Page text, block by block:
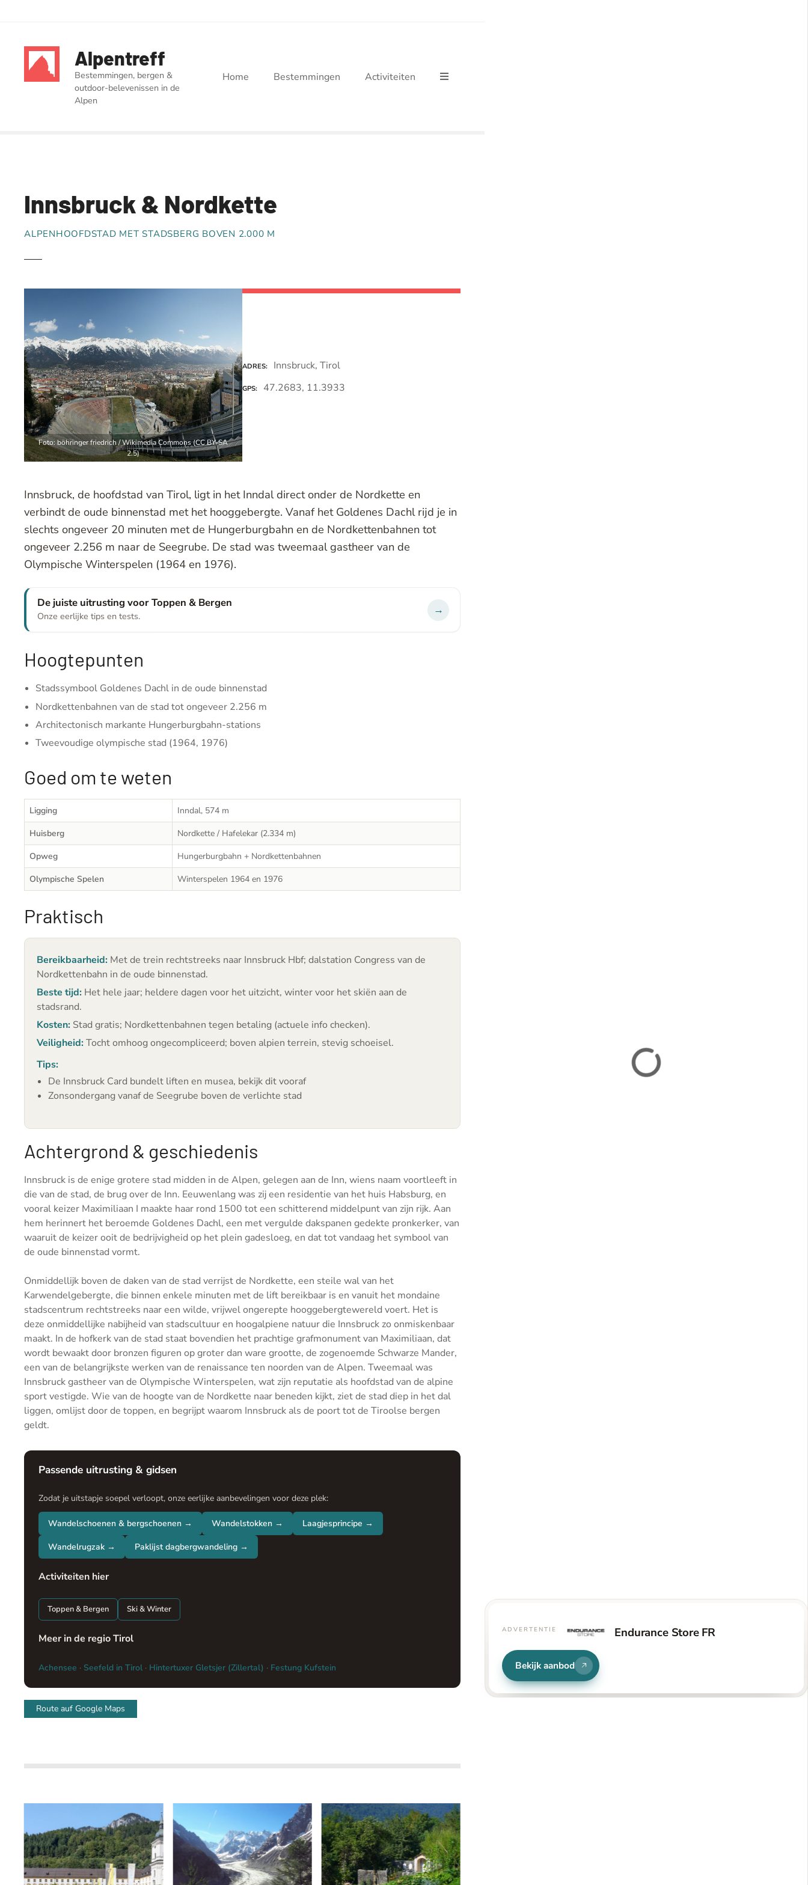
Alpentreff
Bestemmingen, bergen &
outdoor-belevenissen in de
Alpen
Home Bestemmingen Activiteiten
Innsbruck & Nordkette
ALPENHOOFDSTAD MET STADSBERG BOVEN 2.000 M
Foto: böhringer friedrich / Wikimedia Commons (CC BY-SA
2.5)
ADRES Innsbruck, Tirol
GPS 47.2683, 11.3933
Innsbruck, de hoofdstad van Tirol, ligt in het Inndal direct onder de Nordkette en
verbindt de oude binnenstad met het hooggebergte. Vanaf het Goldenes Dachl rijd je in
slechts ongeveer 20 minuten met de Hungerburgbahn en de Nordkettenbahnen tot
ongeveer 2.256 m naar de Seegrube. De stad was tweemaal gastheer van de
Olympische Winterspelen (1964 en 1976).
De juiste uitrusting voor Toppen & Bergen
Onze eerlijke tips en tests. →
Hoogtepunten
Stadssymbool Goldenes Dachl in de oude binnenstad
Nordkettenbahnen van de stad tot ongeveer 2.256 m
Architectonisch markante Hungerburgbahn-stations
Tweevoudige olympische stad (1964, 1976)
Goed om te weten
Ligging
Inndal, 574 m
Huisberg
Nordkette / Hafelekar (2.334 m)
Opweg
Hungerburgbahn + Nordkettenbahnen
Olympische Spelen
Winterspelen 1964 en 1976
Praktisch
Bereikbaarheid: Met de trein rechtstreeks naar Innsbruck Hbf; dalstation Congress van de
Nordkettenbahn in de oude binnenstad.
Beste tijd: Het hele jaar; heldere dagen voor het uitzicht, winter voor het skiën aan de
stadsrand.
Kosten: Stad gratis; Nordkettenbahnen tegen betaling (actuele info checken).
Veiligheid:Tocht omhoog ongecompliceerd; boven alpien terrein, stevig schoeisel.
Tips:
De Innsbruck Card bundelt liften en musea, bekijk dit vooraf
Zonsondergang vanaf de Seegrube boven de verlichte stad
Achtergrond & geschiedenis
Innsbruck is de enige grotere stad midden in de Alpen, gelegen aan de Inn, wiens naam voortleeft in
die van de stad, de brug over de Inn. Eeuwenlang was zij een residentie van het huis Habsburg, en
vooral keizer Maximiliaan I maakte haar rond 1500 tot een schitterend middelpunt van zijn rijk. Aan
hem herinnert het beroemde Goldenes Dachl, een met vergulde dakspanen gedekte pronkerker, van
waaruit de keizer ooit de bedrijvigheid op het plein gadesloeg, en dat tot vandaag het symbool van
de oude binnenstad vormt.
Onmiddellijk boven de daken van de stad verrijst de Nordkette, een steile wal van het
Karwendelgebergte, die binnen enkele minuten met de lift bereikbaar is en vanuit het mondaine
stadscentrum rechtstreeks naar een wilde, vrijwel ongerepte hooggebergtewereld voert. Het is
deze onmiddellijke nabijheid van stadscultuur en hoogalpiene natuur die Innsbruck zo onmiskenbaar
maakt. In de hofkerk van de stad staat bovendien het prachtige grafmonument van Maximiliaan, dat
wordt bewaakt door bronzen figuren op groter dan ware grootte, de zogenoemde Schwarze Mander,
een van de belangrijkste werken van de renaissance ten noorden van de Alpen. Tweemaal was
Innsbruck gastheer van de Olympische Winterspelen, wat zijn reputatie als hoofdstad van de alpine
sport vestigde. Wie van de hoogte van de Nordkette naar beneden kijkt, ziet de stad diep in het dal
liggen, omlijst door de toppen, en begrijpt waarom Innsbruck als de poort tot de Tiroolse bergen
geldt.
Passende uitrusting & gidsen
Zodat je uitstapje soepel verloopt, onze eerlijke aanbevelingen voor deze plek:
Wandelschoenen & bergschoenen → Wandelstokken → Laagjesprincipe →
Wandelrugzak → Paklijst dagbergwandeling →
Activiteiten hier
Toppen & Bergen Ski & Winter
Meer in de regio Tirol
Achensee · Seefeld in Tirol · Hintertuxer Gletsjer (Zillertal) · Festung Kufstein
Route auf Google Maps
ADVERTENTIE Endurance Store FR
Bekijk aanbod